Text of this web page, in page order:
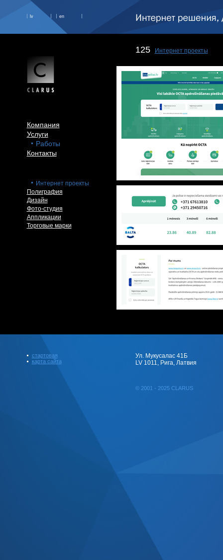
lv en
Компания
Услуги
Работы
Контакты
Интернет проекты
Полиграфия
Дизайн
Фото-студия
Аппликации
Торговые марки
125 Интернет проекты
стартовая
карта сайта
Ул. Мукусалас 41Б
LV 1011, Рига, Латвия
© 2001 - 2025 CLARUS